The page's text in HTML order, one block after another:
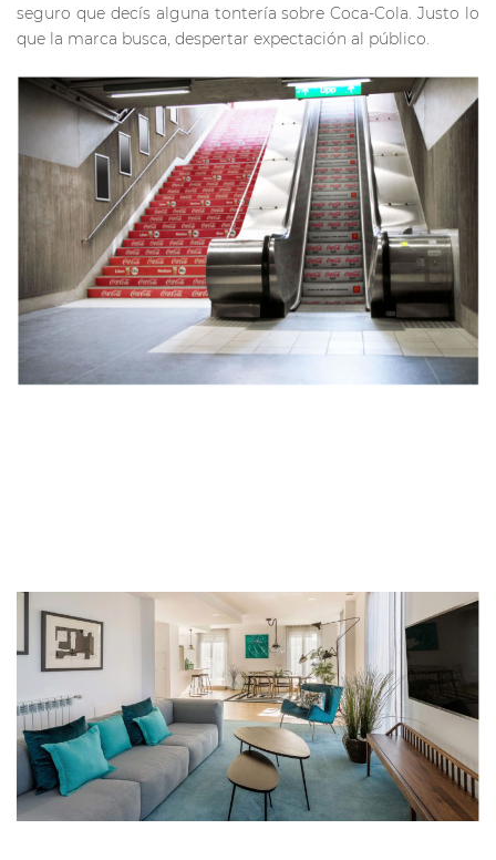
seguro que decís alguna tontería sobre Coca-Cola. Justo lo
que la marca busca, despertar expectación al público.